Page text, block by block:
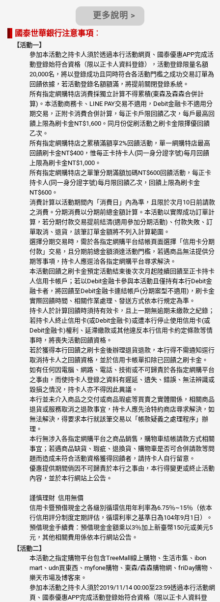
更多說明 >
國泰世華銀行注意事項 ：
【活動一】
參加本活動之持卡人須於透過本行活動網頁、國泰優惠APP完成活
動登錄始符合資格（限以正卡人資料登錄），活動登錄限量名額
20,000名，將以登錄成功且同時符合各活動門檻之成功交易訂單為
回饋依據，若活動登錄名額額滿，將提前關閉登錄系統。
所有指定網購特店消費採獨立計算不得累積(東森及森森合併計
算)。本活動商務卡、LINE PAY交易不適用，Debit金融卡不適用分
期交易，正附卡消費合併計算，每正卡戶限回饋乙次，每戶最高回
饋上限為刷卡金NT$1,600。同月份促刷活動之刷卡金限擇優回饋
乙次。
所有指定網購特店之累積滿額享2%回饋活動，單一網購特店最高
回饋刷卡金NT$400，惟每正卡持卡人(同一身分證字號)每月回饋
上限為刷卡金NT$1,000。
所有指定網購特店之單筆分期滿額加碼NT$600回饋活動，每正卡
持卡人(同一身分證字號)每月限回饋乙次，回饋上限為刷卡金
NT$600。
消費計算以活動期間內「消費日」內為準，且限於次月10日前請款
之消費。分期消費以分期前總金額計算。本活動以實際成功訂單計
算，若分期付款交易提前結清(適用參加分期活動)、付款失敗、訂
單取消、退貨，該筆訂單金額將不列入計算範圍。
選擇分期交易時，需於各指定網購平台結帳頁面選擇「信用卡分期
付款」交易，且分期前總金額須達活動門檻，若遇商品無法提供分
期等事項，持卡人應逕洽各指定網購平台尋求解決。
本活動回饋之刷卡金預定活動結束後次次月起陸續回饋至正卡持卡
人信用卡帳戶；若以Debit金融卡參與本活動且僅持有本行Debit金
融卡者，將回饋至Debit金融卡連結帳戶(分期案型不適用)，刷卡金
實際回饋時間、相關作業處理、發送方式依本行規定為準。
持卡人於計算回饋時須持有效卡，且上一期無逾期未繳款之紀錄；
若持卡人終止信用卡(或Debit金融卡)或遭本行停止使用信用卡(或
Debit金融卡)權利、延滯繳款或其他違反本行信用卡約定條款等情
事時，將喪失活動回饋資格。
若於獲得本行回饋之刷卡金後辦理退貨退款，本行得不需通知逕行
取消持卡人之回饋資格，並於信用卡帳單扣除已回饋之刷卡金。
如有任何因電腦、網路、電話、技術或不可歸責於各指定網購平台
之事由，而使持卡人登錄之資料有遲延、遺失、錯誤、無法辨識或
毀損之情況，持卡人亦不得因此異議。
本行並未介入商品之交付或商品瑕疵等買賣之實體關係，相關商品
退貨或服務取消之退款事宜，持卡人應先洽特約商店尋求解決，如
無法解決，得要求本行就該筆交易以「帳款疑義之處理程序」辦
理。
本行無涉入各指定網購平台之商品銷售，購物車結帳請款方式相關
事宜；若遇商品缺貨、瑕疵、退換貨、購物車是否可合併請款等問
題而造成未符合活動資格獲得回饋者，請持卡人自行留意。
優惠提供期間倘因不可歸責於本行之事由，本行得變更或終止活動
內容，並於本行網站上公告。
謹慎理財 信用無價
信用卡暨預借現金之各級別循環信用年利率為6.75％~15％（依本
行信用評分制度定期評估，循環利率之基準日為104年9月1日）。
預借現金手續費：預借現金金額乘以3％加上新臺幣150元或美元5
元，其他相關費用係依本行網站公告。
【活動二】
本活動之指定購物平台包含TreeMall線上購物、生活市集、ibon
mart、udn買東西、myfone購物、東森/森森購物網、friDay購物、
樂天市場及博客來。
參加本活動之持卡人須於2019/11/14 00:00至23:59透過本行活動網
頁、國泰優惠APP完成活動登錄始符合資格（限以正卡人資料登